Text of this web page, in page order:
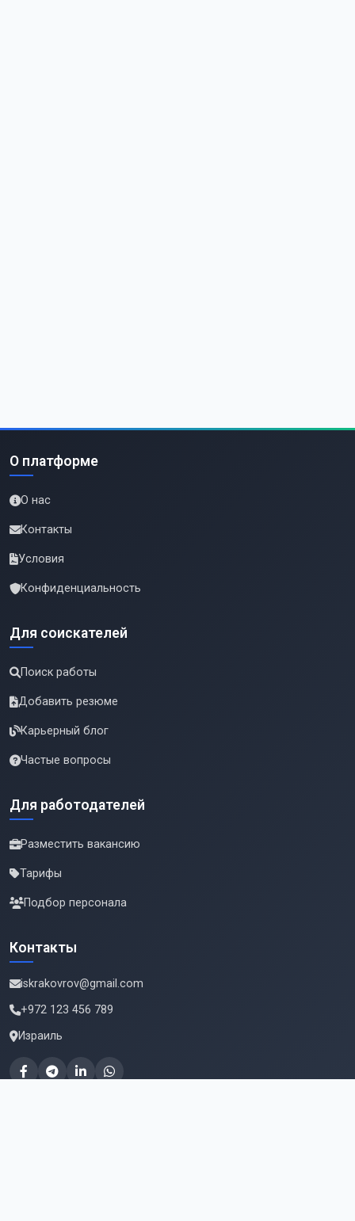
О платформе
О нас
Контакты
Условия
Конфиденциальность
Для соискателей
Поиск работы
Добавить резюме
Карьерный блог
Частые вопросы
Для работодателей
Разместить вакансию
Тарифы
Подбор персонала
Контакты
iskrakovrov@gmail.com
+972 123 456 789
Израиль